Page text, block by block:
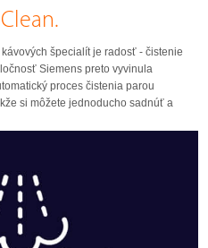
špecialít je radosť - čistenie
Siemens preto vyvinula
proces čistenia parou
si môžete jednoducho sadnúť a